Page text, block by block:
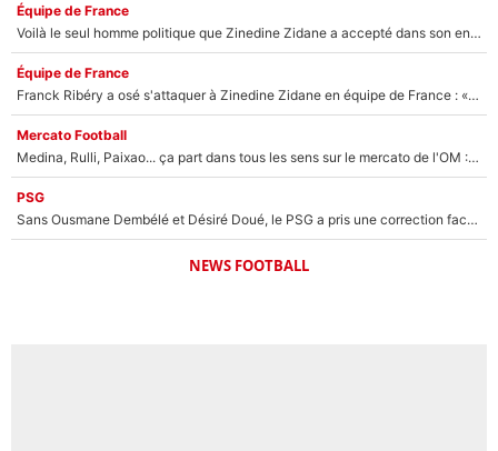
Équipe de France
Voilà le seul homme politique que Zinedine Zidane a accepté dans son entourage : «Je garde un très bon souvenir de lui»
Équipe de France
Franck Ribéry a osé s'attaquer à Zinedine Zidane en équipe de France : «Je n'aurais jamais fait ça»
Mercato Football
Medina, Rulli, Paixao... ça part dans tous les sens sur le mercato de l'OM : Frank McCourt va enfin récupérer l'argent qu'il attend ?
PSG
Sans Ousmane Dembélé et Désiré Doué, le PSG a pris une correction face à Majorque : Luis Enrique attend avec impatience des renforts !
NEWS FOOTBALL